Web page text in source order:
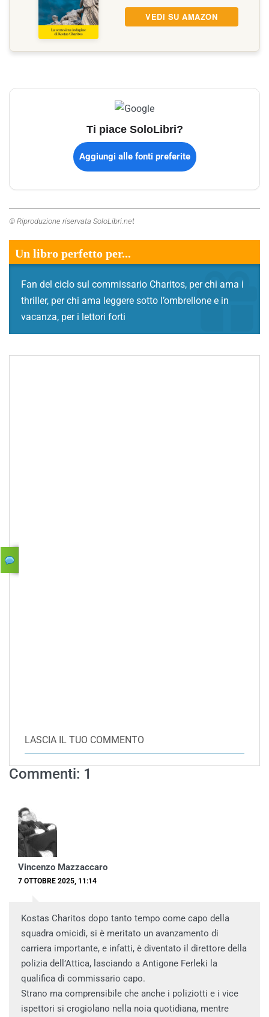
VEDI SU AMAZON
Ti piace SoloLibri?
Aggiungi alle fonti preferite
© Riproduzione riservata SoloLibri.net
Un libro perfetto per...
Fan del ciclo sul commissario Charitos, per chi ama i
thriller, per chi ama leggere sotto l’ombrellone e in
vacanza, per i lettori forti
LASCIA IL TUO COMMENTO
Commenti: 1
Vincenzo Mazzaccaro
7 OTTOBRE 2025, 11:14
Kostas Charitos dopo tanto tempo come capo della
squadra omicidi, si è meritato un avanzamento di
carriera importante, e infatti, è diventato il direttore della
polizia dell’Attica, lasciando a Antigone Ferleki la
qualifica di commissario capo.
Strano ma comprensibile che anche i poliziotti e i vice
ispettori si crogiolano nella noia quotidiana, mentre